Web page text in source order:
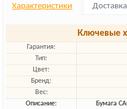
Характеристики Доставка
Ключевые
Гарантия:
Тип:
Цвет:
Бренд:
Вес:
Описание:
Бумага